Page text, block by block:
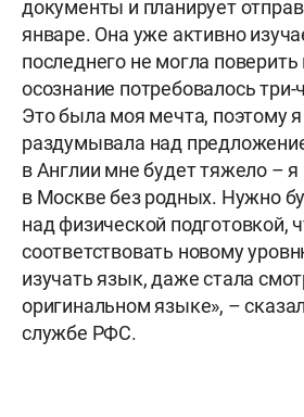
документы и планирует
январе. Она уже активно
последнего не могла поверить
осознание потребовалось
Это была моя мечта, поэтому
раздумывала над
в Англии мне будет тяжело – я
в Москве без родных. Нужно
над физической подготовкой,
соответствовать новому
изучать язык, даже стала
оригинальном языке», –
службе РФС.